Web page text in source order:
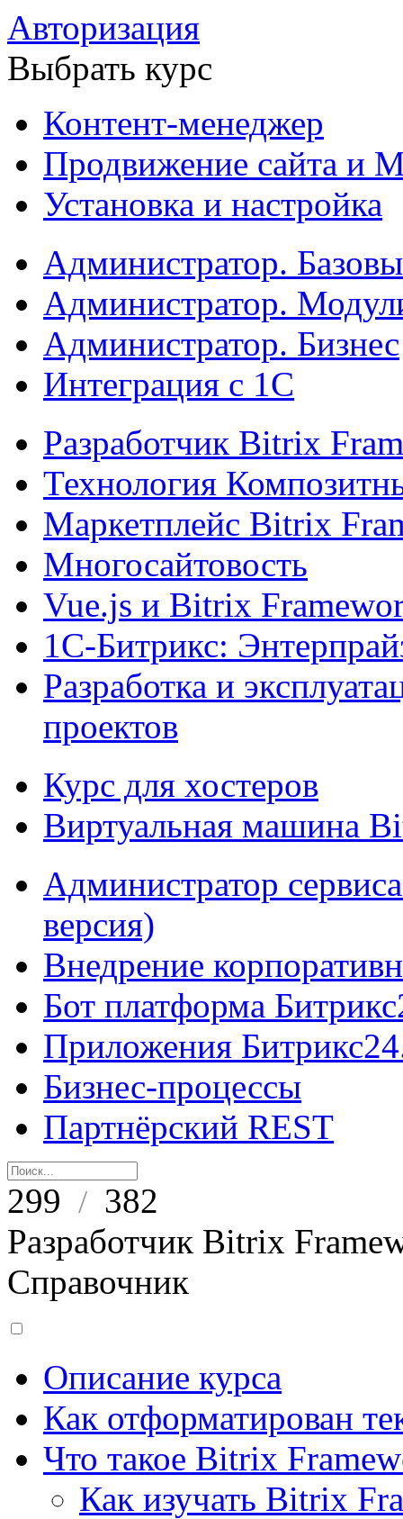
Авторизация
Выбрать курс
Контент-менеджер
Продвижение сайта и
Установка и настройка
Администратор.
Администратор.
Администратор. Бизнес
Интеграция с 1С
Разработчик Bitrix
Технология
Маркетплейс Bitrix
Многосайтовость
Vue.js и Bitrix
1С-Битрикс:
Разработка и
проектов
Курс для хостеров
Виртуальная машина
Администратор
версия)
Внедрение
Бот платформа
Приложения
Бизнес-процессы
Партнёрский REST
299 / 382
Разработчик Bitrix
Справочник
Описание курса
Как отформатирован
Что такое Bitrix
Как изучать Bitrix